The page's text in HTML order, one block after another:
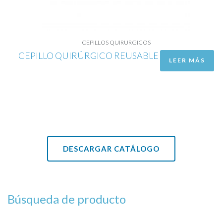
CEPILLOS QUIRURGICOS
CEPILLO QUIRÚRGICO REUSABLE LEER MÁS
DESCARGAR CATÁLOGO
Búsqueda de producto